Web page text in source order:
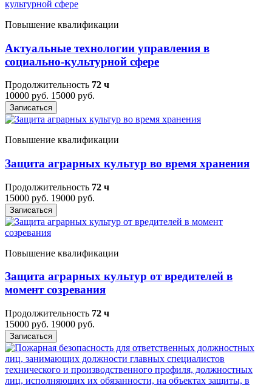
Повышение квалификации
Актуальные технологии управления в
социально-культурной сфере
Продолжительность 72 ч
10000 руб. 15000 руб.
Записаться
Повышение квалификации
Защита аграрных культур во время хранения
Продолжительность 72 ч
15000 руб. 19000 руб.
Записаться
Повышение квалификации
Защита аграрных культур от вредителей в
момент созревания
Продолжительность 72 ч
15000 руб. 19000 руб.
Записаться